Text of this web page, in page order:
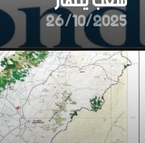
26/10/2025